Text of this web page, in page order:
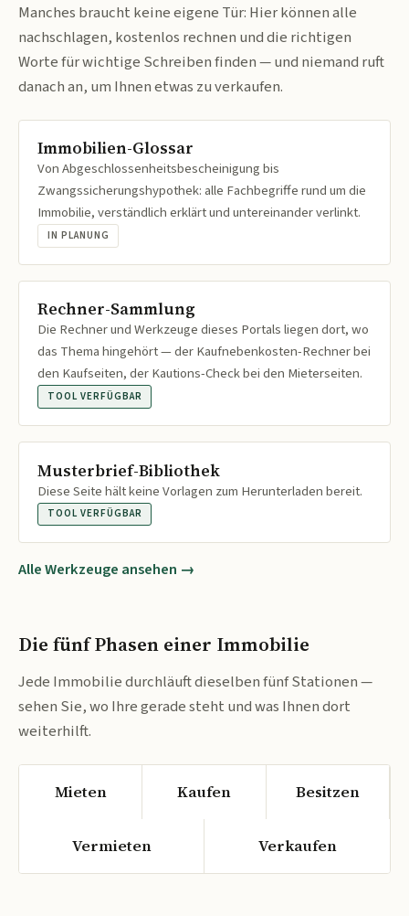
Manches braucht keine eigene Tür: Hier können alle
nachschlagen, kostenlos rechnen und die richtigen
Worte für wichtige Schreiben finden — und niemand ruft
danach an, um Ihnen etwas zu verkaufen.
Immobilien-Glossar
Von Abgeschlossenheitsbescheinigung bis
Zwangssicherungshypothek: alle Fachbegriffe rund um die
Immobilie, verständlich erklärt und untereinander verlinkt.
IN PLANUNG
Rechner-Sammlung
Die Rechner und Werkzeuge dieses Portals liegen dort, wo
das Thema hingehört — der Kaufnebenkosten-Rechner bei
den Kaufseiten, der Kautions-Check bei den Mieterseiten.
TOOL VERFÜGBAR
Musterbrief-Bibliothek
Diese Seite hält keine Vorlagen zum Herunterladen bereit.
TOOL VERFÜGBAR
Alle Werkzeuge ansehen →
Die fünf Phasen einer Immobilie
Jede Immobilie durchläuft dieselben fünf Stationen —
sehen Sie, wo Ihre gerade steht und was Ihnen dort
weiterhilft.
Mieten Kaufen Besitzen
Vermieten Verkaufen